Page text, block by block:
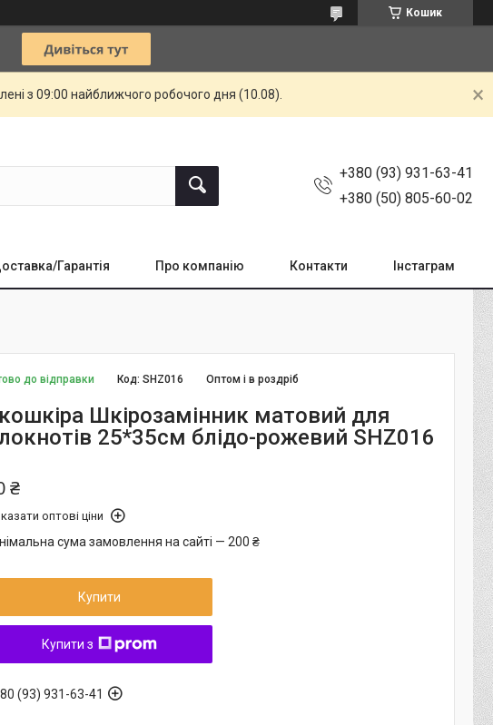
Кошик
з 09:00 найближчого робочого дня (10.08).
+380 (93) 931-63-41
+380 (50) 805-60-02
Гарантія Про компанію Контакти Інстаграм
до відправки Оптом і в роздріб
Код:SHZ016
Шкірозамінник матовий для
25*35см блідо-рожевий SHZ016
₴
оптові ціни
сума замовлення на сайті — 200 ₴
Купити
Купити з
(93) 931-63-41